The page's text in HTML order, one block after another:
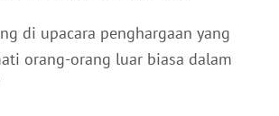
di upacara penghargaan yang
orang-orang luar biasa dalam